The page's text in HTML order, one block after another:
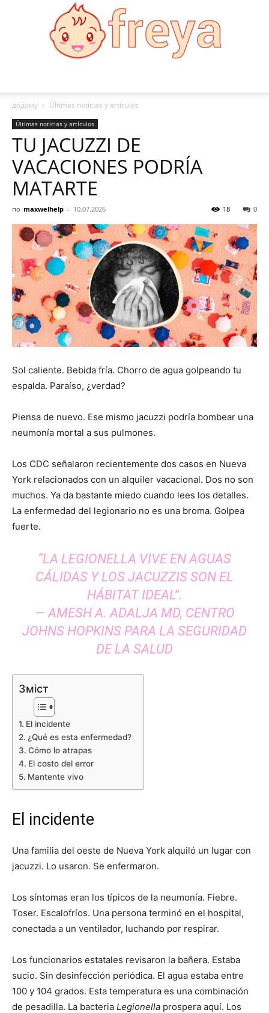
додому
Últimas noticias y artículos
Últimas noticias y artículos
TU JACUZZI DE
VACACIONES PODRÍA
MATARTE
по maxwelhelp - 10.07.2026 0
18
Sol caliente. Bebida fría. Chorro de agua golpeando tu
espalda. Paraíso, ¿verdad?
Piensa de nuevo. Ese mismo jacuzzi podría bombear una
neumonía mortal a sus pulmones.
Los CDC señalaron recientemente dos casos en Nueva
York relacionados con un alquiler vacacional. Dos no son
muchos. Ya da bastante miedo cuando lees los detalles.
La enfermedad del legionario no es una broma. Golpea
fuerte.
“LA LEGIONELLA VIVE EN AGUAS
CÁLIDAS Y LOS JACUZZIS SON EL
HÁBITAT IDEAL”.
— AMESH A. ADALJA MD, CENTRO
JOHNS HOPKINS PARA LA SEGURIDAD
DE LA SALUD
Зміст
El incidente
¿Qué es esta enfermedad?
Cómo lo atrapas
El costo del error
Mantente vivo
El incidente
Una familia del oeste de Nueva York alquiló un lugar con
jacuzzi. Lo usaron. Se enfermaron.
Los síntomas eran los típicos de la neumonía. Fiebre.
Toser. Escalofríos. Una persona terminó en el hospital,
conectada a un ventilador, luchando por respirar.
Los funcionarios estatales revisaron la bañera. Estaba
sucio. Sin desinfección periódica. El agua estaba entre
100 y 104 grados. Esta temperatura es una combinación
de pesadilla. La bacteria Legionella prospera aquí. Los